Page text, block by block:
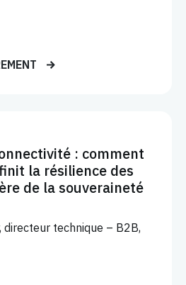
: comment
la résilience des
de la souveraineté
directeur technique – B2B,